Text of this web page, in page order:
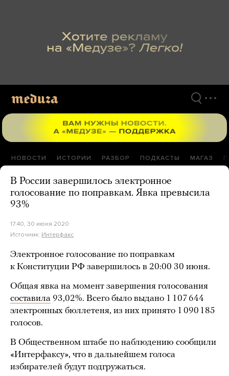
НОВОСТИ ИСТОРИИ РАЗБОР ПОДКАСТЫ МАГАЗ
В России завершилось электронное
голосование по поправкам. Явка превысила
93%
17:40, 30 июня 2020
Источник: Интерфакс
Электронное голосование по поправкам
к Конституции РФ завершилось в 20:00 30 июня.
Общая явка на момент завершения голосования
составила 93,02%. Всего было выдано 1 107 644
электронных бюллетеня, из них принято 1 090 185
голосов.
В Общественном штабе по наблюдению сообщили
«Интерфаксу», что в дальнейшем голоса
избирателей будут подгружаться.